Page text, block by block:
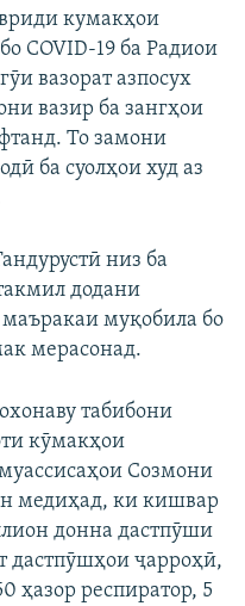
кумакҳои
COVID-19 ба Радиои
вазорат азпосух
вазир ба зангҳои
То замони
ба суолҳои худ аз
низ ба
додани
муқобила бо
мерасонад.
табибони
кӯмакҳои
Созмони
медиҳад, ки кишвар
донна дастпӯши
дастпӯшҳои ҷарроҳӣ,
ҳазор респиратор, 5